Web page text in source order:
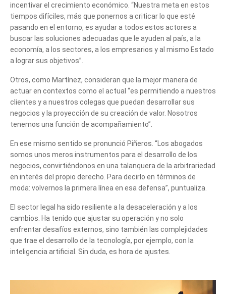
incentivar el crecimiento económico. “Nuestra meta en estos
tiempos difíciles, más que ponernos a criticar lo que esté
pasando en el entorno, es ayudar a todos estos actores a
buscar las soluciones adecuadas que le ayuden al país, a la
economía, a los sectores, a los empresarios y al mismo Estado
a lograr sus objetivos”.
Otros, como Martínez, consideran que la mejor manera de
actuar en contextos como el actual “es permitiendo a nuestros
clientes y a nuestros colegas que puedan desarrollar sus
negocios y la proyección de su creación de valor. Nosotros
tenemos una función de acompañamiento”.
En ese mismo sentido se pronunció Piñeros. “Los abogados
somos unos meros instrumentos para el desarrollo de los
negocios, convirtiéndonos en una talanquera de la arbitrariedad
en interés del propio derecho. Para decirlo en términos de
moda: volvernos la primera línea en esa defensa”, puntualiza.
El sector legal ha sido resiliente a la desaceleración y a los
cambios. Ha tenido que ajustar su operación y no solo
enfrentar desafíos externos, sino también las complejidades
que trae el desarrollo de la tecnología, por ejemplo, con la
inteligencia artificial. Sin duda, es hora de ajustes.